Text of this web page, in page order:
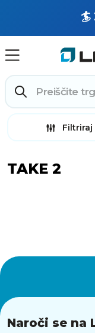
Filtriraj
TAKE 2
Naroči se na